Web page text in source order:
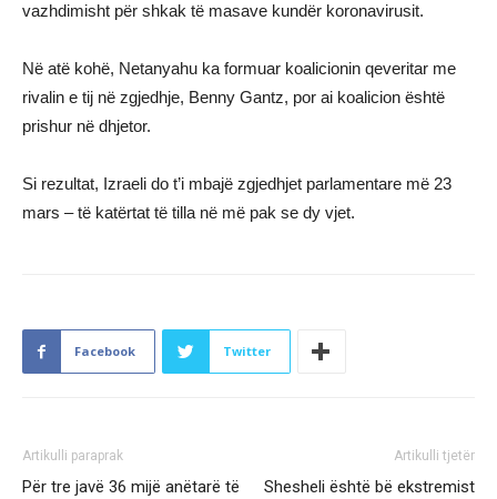
vazhdimisht për shkak të masave kundër koronavirusit.
Në atë kohë, Netanyahu ka formuar koalicionin qeveritar me
rivalin e tij në zgjedhje, Benny Gantz, por ai koalicion është
prishur në dhjetor.
Si rezultat, Izraeli do t’i mbajë zgjedhjet parlamentare më 23
mars – të katërtat të tilla në më pak se dy vjet.
Facebook Twitter
Artikulli paraprak
Për tre javë 36 mijë anëtarë të
Artikulli tjetër
Shesheli është bë ekstremist